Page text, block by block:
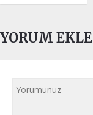
YORUM EKLE